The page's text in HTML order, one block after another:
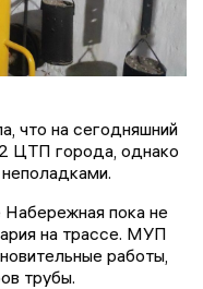
что на сегодняшний
ЦТП города, однако
пока не
на трассе. МУП
работы,
трубы.